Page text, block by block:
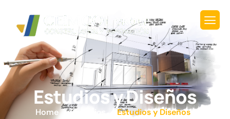
EstudiosyDiseños
Home Servicios Estudios y Diseños​